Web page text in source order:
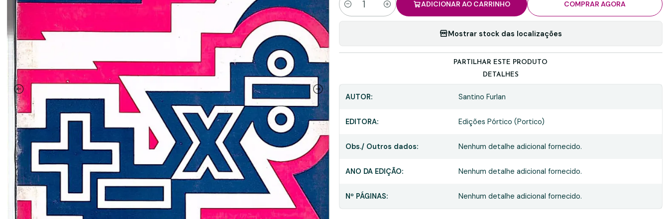
Quantidade
ADICIONAR AO CARRINHO COMPRAR AGORA
Mostrar stock das localizações
PARTILHAR ESTE PRODUTO
DETALHES
AUTOR: Santino Furlan
EDITORA: Edições Pórtico (Portico)
Obs./ Outros dados: Nenhum detalhe adicional fornecido.
ANO DA EDIÇÃO: Nenhum detalhe adicional fornecido.
Nº PÁGINAS: Nenhum detalhe adicional fornecido.